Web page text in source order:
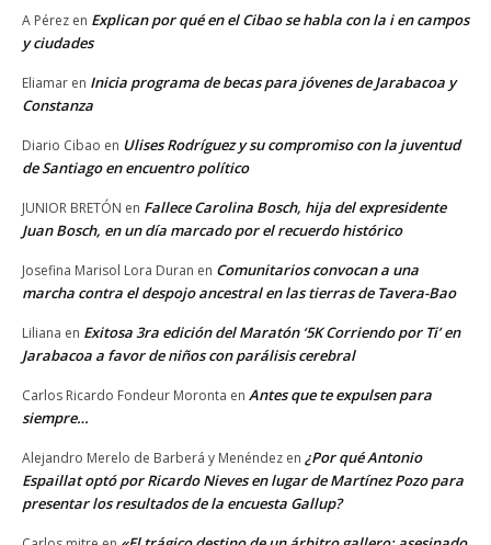
A Pérez en Explican por qué en el Cibao se habla con la i en campos
y ciudades
Eliamar en Inicia programa de becas para jóvenes de Jarabacoa y
Constanza
Diario Cibao en Ulises Rodríguez y su compromiso con la juventud
de Santiago en encuentro político
JUNIOR BRETÓN en Fallece Carolina Bosch, hija del expresidente
Juan Bosch, en un día marcado por el recuerdo histórico
Josefina Marisol Lora Duran en Comunitarios convocan a una
marcha contra el despojo ancestral en las tierras de Tavera-Bao
Liliana en Exitosa 3ra edición del Maratón ‘5K Corriendo por Ti’ en
Jarabacoa a favor de niños con parálisis cerebral
Carlos Ricardo Fondeur Moronta en Antes que te expulsen para
siempre…
Alejandro Merelo de Barberá y Menéndez en ¿Por qué Antonio
Espaillat optó por Ricardo Nieves en lugar de Martínez Pozo para
presentar los resultados de la encuesta Gallup?